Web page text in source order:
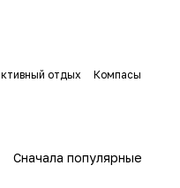
отдых Компасы
Сначала популярные